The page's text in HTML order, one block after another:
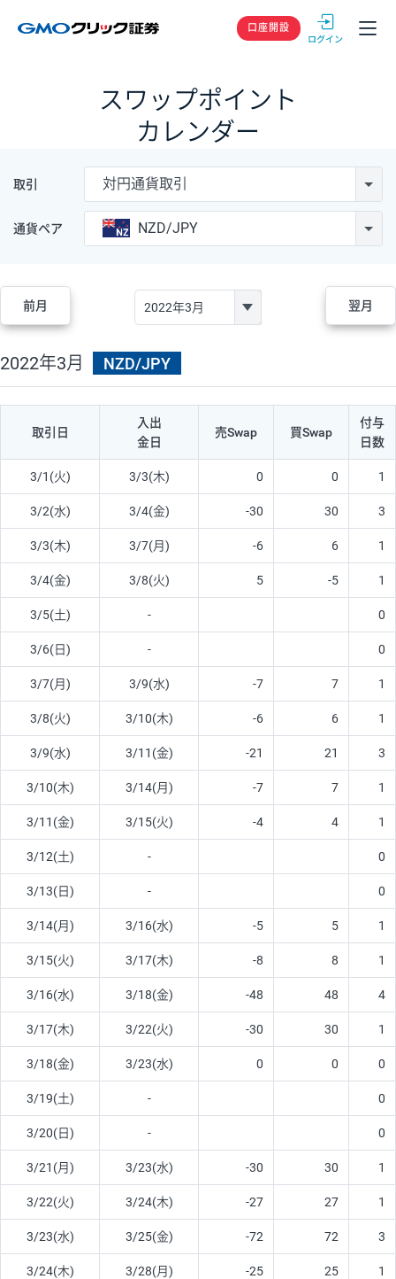
GMOクリック
口座開設
スワップポイント
カレンダー
取引 対円通貨取引
通貨ペア NZD/JPY
前月 翌月
2022年3月 NZD/JPY
取引日
入出
金日
売Swap 買Swap
付与
日数
3/1(火) 3/3(木) 0 0 1
3/2(水) 3/4(金) -30 30 3
3/3(木) 3/7(月) -6 6 1
3/4(金) 3/8(火) 5 -5 1
3/5(土) - 0
3/6(日) - 0
3/7(月) 3/9(水) -7 7 1
3/8(火) 3/10(木) -6 6 1
3/9(水) 3/11(金) -21 21 3
3/10(木) 3/14(月) -7 7 1
3/11(金) 3/15(火) -4 4 1
3/12(土) - 0
3/13(日) - 0
3/14(月) 3/16(水) -5 5 1
3/15(火) 3/17(木) -8 8 1
3/16(水) 3/18(金) -48 48 4
3/17(木) 3/22(火) -30 30 1
3/18(金) 3/23(水) 0 0 0
3/19(土) - 0
3/20(日) - 0
3/21(月) 3/23(水) -30 30 1
3/22(火) 3/24(木) -27 27 1
3/23(水) 3/25(金) -72 72 3
3/24(木) 3/28(月) -25 25 1